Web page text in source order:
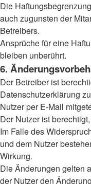
Die
auch zugunsten der
Betreibers.
Ansprüche für eine
bleiben unberührt.
6.
Der Betreiber ist
Datenschutzerklärung
Nutzer per E-Mail
Der Nutzer ist
Im Falle des
und dem Nutzer
Wirkung.
Die Änderungen gelten
der Nutzer den